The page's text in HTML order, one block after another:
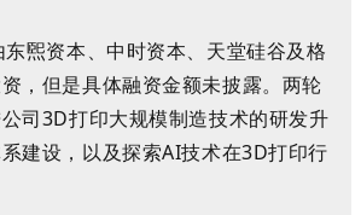
煕资本、中时资本、天堂硅谷及格
，但是具体融资金额未披露。两轮
司3D打印大规模制造技术的研发升
建设，以及探索AI技术在3D打印行